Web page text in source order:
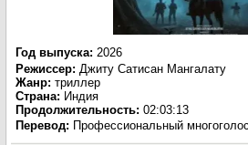
Год выпуска: 2026
Режиссер: Джиту Сатисан Мангалату
Жанр: триллер
Страна: Индия
Продолжительность: 02:03:13
Перевод: Профессиональный